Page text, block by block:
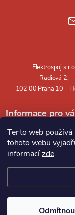
Tento web
tohoto webu
informacízde.
Informace pro